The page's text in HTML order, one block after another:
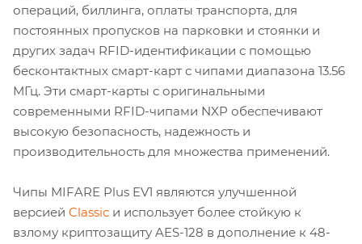
операций, биллинга, оплаты транспорта, для
постоянных пропусков на парковки и стоянки и
других задач RFID-идентификации с помощью
бесконтактных смарт-карт с чипами диапазона 13.56
МГц. Эти смарт-карты с оригинальными
современными RFID-чипами NXP обеспечивают
высокую безопасность, надежность и
производительность для множества применений.
Чипы MIFARE Plus EV1 являются улучшенной
версией Classic и использует более стойкую к
взлому криптозащиту AES-128 в дополнение к 48-